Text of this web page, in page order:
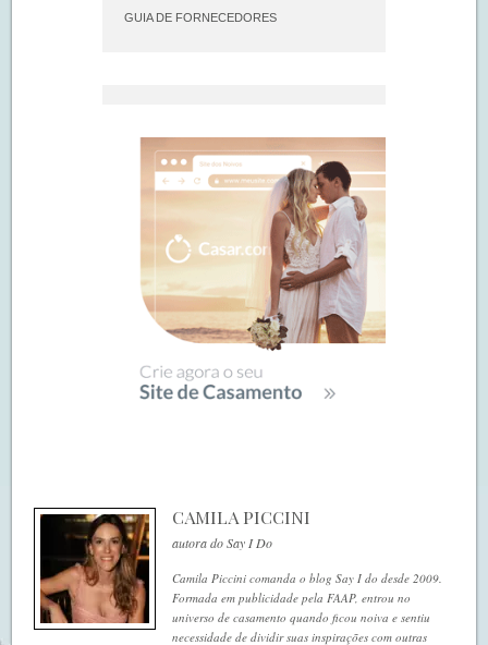
GUIA DE FORNECEDORES
CAMILA PICCINI
autora do Say I Do
Camila Piccini comanda o blog Say I do desde 2009.
Formada em publicidade pela FAAP, entrou no
universo de casamento quando ficou noiva e sentiu
necessidade de dividir suas inspirações com outras